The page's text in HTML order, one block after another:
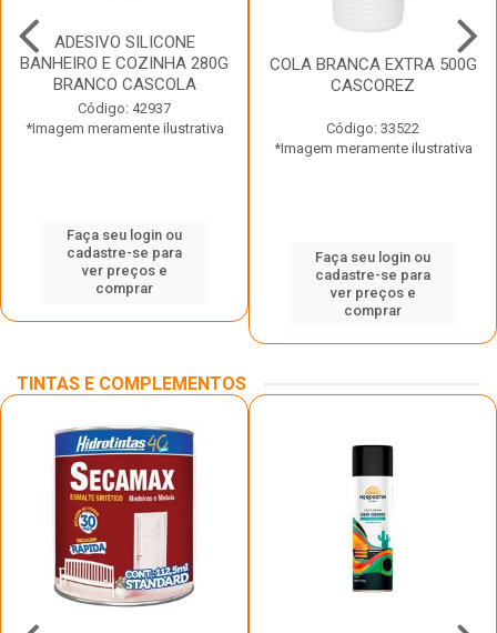
ADESIVO SILICONE
BANHEIRO E COZINHA 280G
BRANCO CASCOLA
Código: 42937
*Imagem meramente ilustrativa
Faça seu login ou
cadastre-se para
ver preços e
comprar
COLA BRANCA EXTRA 500G
CASCOREZ
Código: 33522
*Imagem meramente ilustrativa
Faça seu login ou
cadastre-se para
ver preços e
comprar
TINTAS E COMPLEMENTOS